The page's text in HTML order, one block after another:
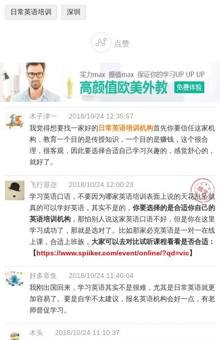
日常英语培训 深圳
 点赞
木子津一
2018/10/24 12:35:57
我觉得想要找一家好的 日常英语培训机构首先你要信任这家机
构，教育一个目的是传授知识，一个目的是赚钱，这个很合
理，很客观，因此要选择合适自己学习兴趣的，感觉舒心的，
就好了。
飞行遐迩
2018/10/24 12:00:23
学习英语口语，不要因为哪家英语培训表面上说的天花乱坠就
真的可以学好英语，其实不是的， 你要选择的是合适你自己的
英语培训机构 ，那怕别人说这家英语口语不好，但是你在这里
学习成功了，那就是选对了。比如那家必克英语是一对一在线
上课，合适上班族， 大家可以去对比试听课程看看是否合适：
【https://www.spiiker.com/event/online/?qd=vic】
好多章鱼
2018/10/24 11:40:04
我刚出国回来，学习英语其实不是很难，尤其是日常英语就更
加容易了。要是自学不太建议，报名英语机构会好一点，有老
师督促学习。
木头
2018/10/24 11:10:37